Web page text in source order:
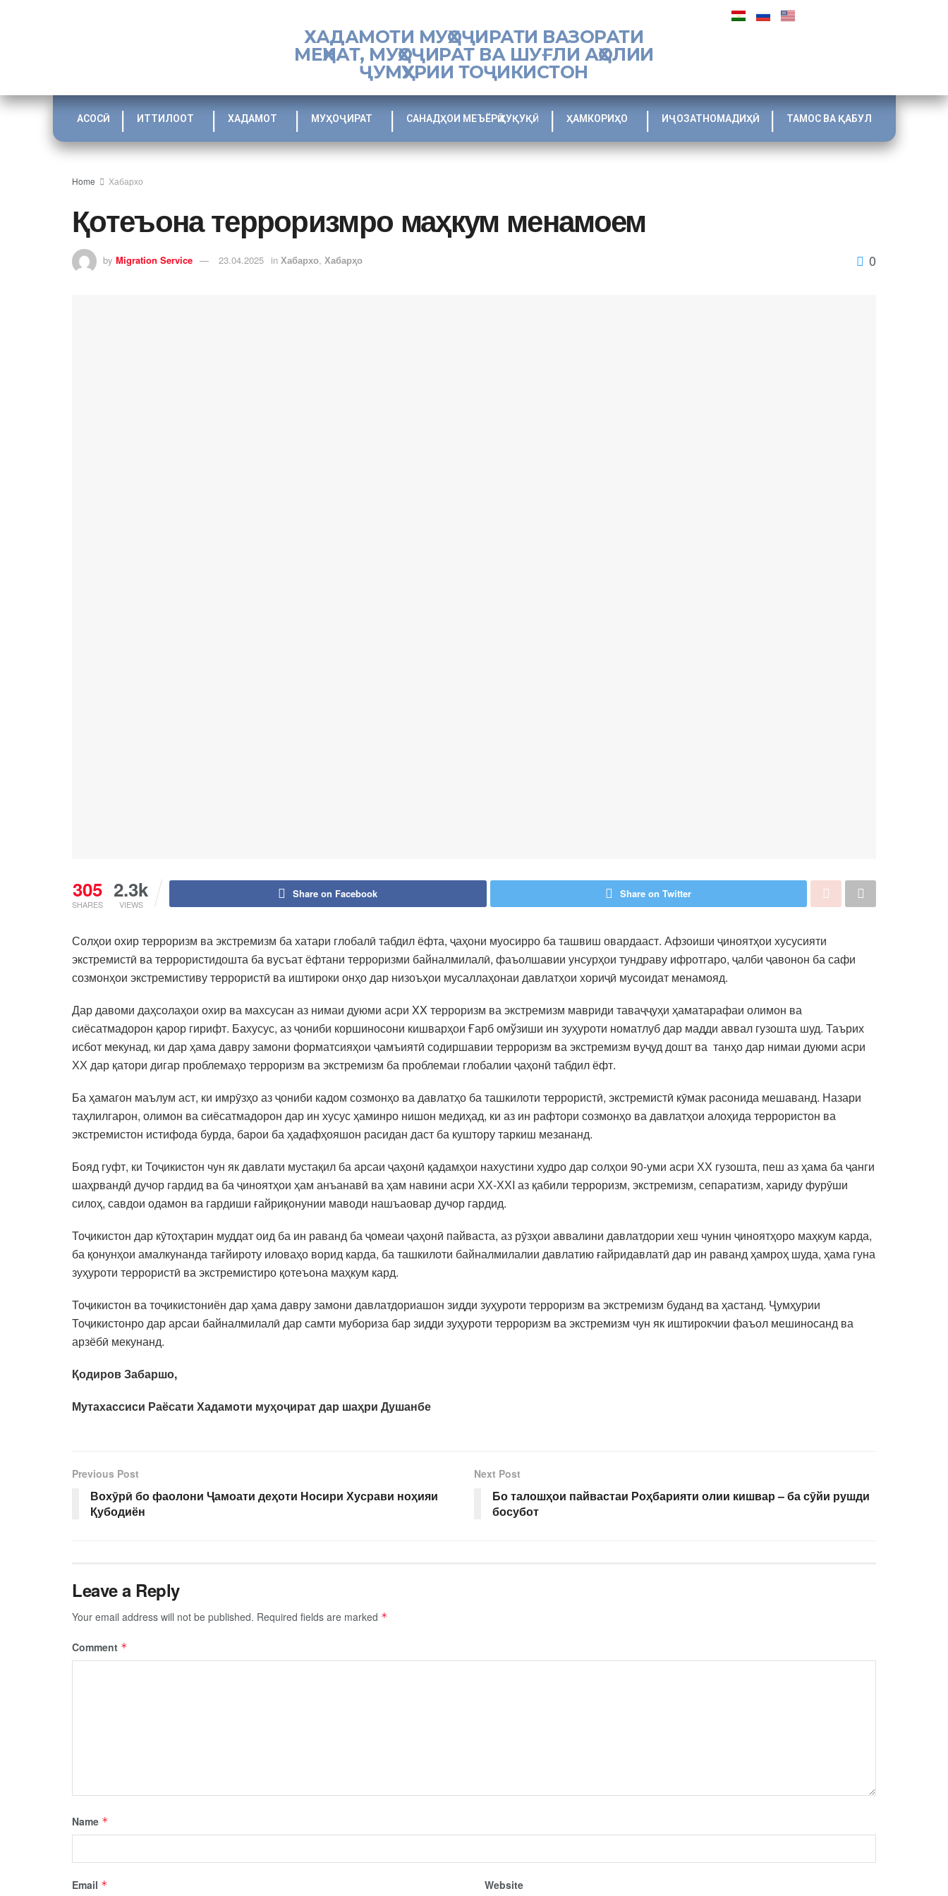
ХАДАМОТИ МУҲОҶИРАТИ ВАЗОРАТИ
МЕҲНАТ, МУҲОҶИРАТ ВА ШУҒЛИ АҲОЛИИ
ҶУМҲУРИИ ТОҶИКИСТОН
АСОСӢ ИТТИЛООТ ХАДАМОТ МУҲОҶИРАТ САНАДҲОИ МЕЪЁРӢ ҲУҚУҚӢ ҲАМКОРИҲО ИҶОЗАТНОМАДИҲӢ ТАМОС ВА ҚАБУЛ
Home Хабархо
Қотеъона терроризмро маҳкум менамоем
by Migration Service 23.04.2025 in Хабархо, Хабарҳо 0
305
SHARES
2.3k
VIEWS
Share on Facebook Share on Twitter
Солҳои охир терроризм ва экстремизм ба хатари глобалӣ табдил ёфта, ҷаҳони муосирро ба ташвиш овардааст. Афзоиши ҷиноятҳои хусусияти
экстремистӣ ва террористидошта ба вусъат ёфтани терроризми байналмилалӣ, фаъолшавии унсурҳои тундраву ифротгаро, ҷалби ҷавонон ба сафи
созмонҳои экстремистиву террористӣ ва иштироки онҳо дар низоъҳои мусаллаҳонаи давлатҳои хориҷӣ мусоидат менамояд.
Дар давоми даҳсолаҳои охир ва махсусан аз нимаи дуюми асри XX терроризм ва экстремизм мавриди таваҷҷуҳи ҳаматарафаи олимон ва
сиёсатмадорон қарор гирифт. Бахусус, аз ҷониби коршиносони кишварҳои Ғарб омўзиши ин зуҳуроти номатлуб дар мадди аввал гузошта шуд. Таърих
исбот мекунад, ки дар ҳама давру замони форматсияҳои ҷамъиятӣ содиршавии терроризм ва экстремизм вуҷуд дошт ва танҳо дар нимаи дуюми асри
ХХ дар қатори дигар проблемаҳо терроризм ва экстремизм ба проблемаи глобалии ҷаҳонӣ табдил ёфт.
Ба ҳамагон маълум аст, ки имрӯзҳо аз ҷониби кадом созмонҳо ва давлатҳо ба ташкилоти террористӣ, экстремистӣ кӯмак расонида мешаванд. Назари
таҳлилгарон, олимон ва сиёсатмадорон дар ин хусус ҳаминро нишон медиҳад, ки аз ин рафтори созмонҳо ва давлатҳои алоҳида террористон ва
экстремистон истифода бурда, барои ба ҳадафҳояшон расидан даст ба куштору таркиш мезананд.
Бояд гуфт, ки Тоҷикистон чун як давлати мустақил ба арсаи ҷаҳонӣ қадамҳои нахустини худро дар солҳои 90-уми асри ХХ гузошта, пеш аз ҳама ба ҷанги
шаҳрвандӣ дучор гардид ва ба ҷиноятҳои ҳам анъанавӣ ва ҳам навини асри ХХ-ХХI аз қабили терроризм, экстремизм, сепаратизм, хариду фурӯши
силоҳ, савдои одамон ва гардиши ғайриқонунии маводи нашъаовар дучор гардид.
Тоҷикистон дар кӯтоҳтарин муддат оид ба ин раванд ба ҷомеаи ҷаҳонӣ пайваста, аз рӯзҳои аввалини давлатдории хеш чунин ҷиноятҳоро маҳкум карда,
ба қонунҳои амалкунанда тағйироту иловаҳо ворид карда, ба ташкилоти байналмилалии давлатию ғайридавлатӣ дар ин раванд ҳамроҳ шуда, ҳама гуна
зуҳуроти террористӣ ва экстремистиро қотеъона маҳкум кард.
Тоҷикистон ва тоҷикистониён дар ҳама давру замони давлатдориашон зидди зуҳуроти терроризм ва экстремизм буданд ва ҳастанд. Ҷумҳурии
Тоҷикистонро дар арсаи байналмилалӣ дар самти мубориза бар зидди зуҳуроти терроризм ва экстремизм чун як иштирокчии фаъол мешиносанд ва
арзёбӣ мекунанд.
Қодиров Забаршо,
Мутахассиси Раёсати Хадамоти муҳоҷират дар шаҳри Душанбе
Previous Post
Вохӯрӣ бо фаолони Ҷамоати деҳоти Носири Хусрави ноҳияи
Қубодиён
Next Post
Бо талошҳои пайвастаи Роҳбарияти олии кишвар – ба сӯйи рушди
босубот
Leave a Reply
Your email address will not be published. Required fields are marked *
Comment *
Name *
Email * Website